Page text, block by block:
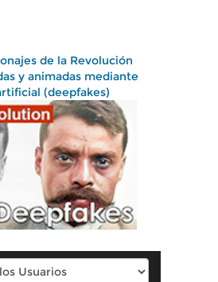
de la Revolución
y animadas mediante
(deepfakes)